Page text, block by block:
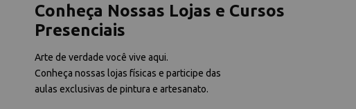
Conheça Nossas Lojas e Cursos
Presenciais
Arte de verdade você vive aqui.
Conheça nossas lojas físicas e participe das
aulas exclusivas de pintura e artesanato.